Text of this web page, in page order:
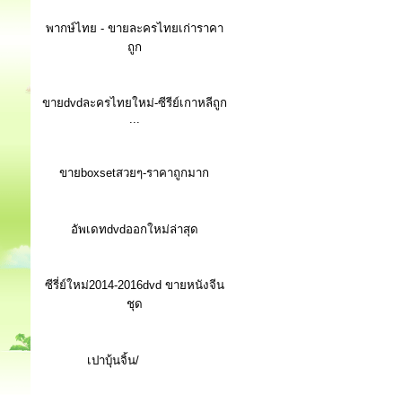
พากษ์ไทย - ขายละครไทยเก่าราคา
ถูก
ขายdvdละครไทยใหม่-ซีรีย์เกาหลีถูก
...
ขายboxsetสวยๆ-ราคาถูกมาก
อัพเดทdvdออกใหม่ล่าสุด
ซีรี่ย์ใหม่2014-2016dvd ขายหนังจีน
ชุด
เปาบุ้นจิ้น/